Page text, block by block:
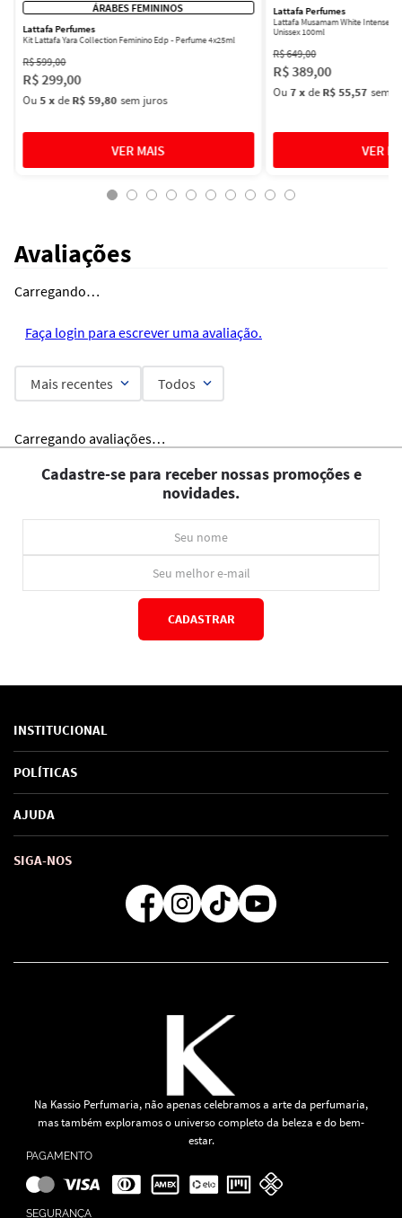
ÁRABES FEMININOS
Lattafa Perfumes
Kit Lattafa Yara Collection Feminino Edp - Perfume 4x25ml
R$599,00
R$299,00
Ou5 xdeR$ 59,80 sem juros
Lattafa Perfumes
Lattafa Musamam White Intense
Unissex 100ml
R$649,00
R$389,00
Ou7xdeR$ 55,57 sem
Avaliações
Carregando…
Faça login para escrever uma avaliação.
Mais recentes Todos
Carregando avaliações…
Cadastre-se para receber nossas promoções e
novidades.
CADASTRAR
INSTITUCIONAL
Sobre Nós
Marcas
SAC de marcas
Como comprar
POLÍTICAS
Política de Privacidade
Troca e Devoluções
Formas de Pagamento
Regra de Frete Grátis
AJUDA
SIGA-NOS
Na Kassio Perfumaria, não apenas celebramos a arte da perfumaria,
mas também exploramos o universo completo da beleza e do bem-
estar.
PAGAMENTO
SEGURANÇA